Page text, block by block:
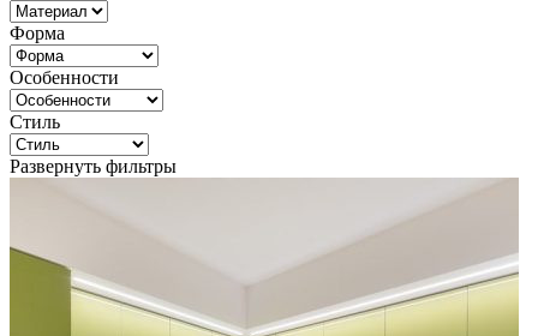
Форма
Особенности
Стиль
Развернуть фильтры